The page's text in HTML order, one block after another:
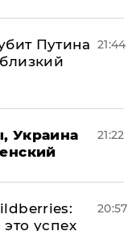
Путина 21:44
Украина
21:22
успех
20:57